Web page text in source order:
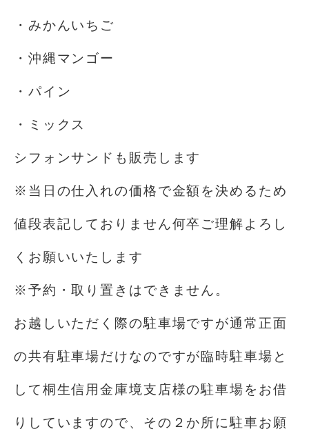
・みかんいちご
・沖縄マンゴー
・パイン
・ミックス
シフォンサンドも販売します
※当日の仕入れの価格で金額を決めるため
値段表記しておりません何卒ご理解よろし
くお願いいたします
※予約・取り置きはできません。
お越しいただく際の駐車場ですが通常正面
の共有駐車場だけなのですが臨時駐車場と
して桐生信用金庫境支店様の駐車場をお借
りしていますので、その２か所に駐車お願